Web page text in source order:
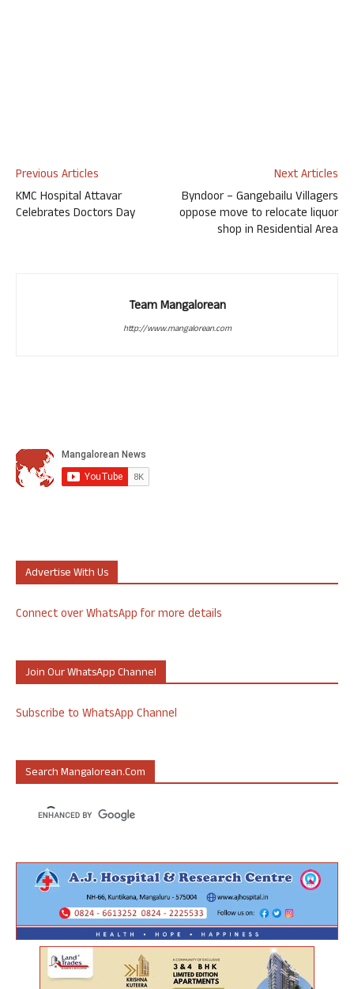
Previous Articles
KMC Hospital Attavar
Celebrates Doctors Day
Next Articles
Byndoor – Gangebailu Villagers
oppose move to relocate liquor
shop in Residential Area
Team Mangalorean
http://www.mangalorean.com
Advertise With Us
Connect over WhatsApp for more details
Join Our WhatsApp Channel
Subscribe to WhatsApp Channel
Search Mangalorean.com